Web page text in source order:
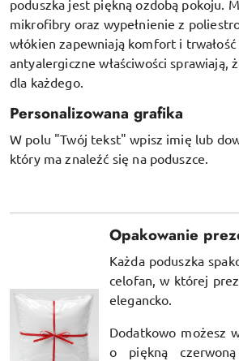
poduszka jest piękną ozdobą pokoju.
mikrofibry oraz wypełnienie z
włókien zapewniają komfort i
antyalergiczne właściwości sprawiają,
dla każdego.
Personalizowana grafika
W polu "Twój tekst" wpisz imię lub
który ma znaleźć się na poduszce.
Opakowanie
Każda poduszka
celofan, w której
elegancko.
Dodatkowo możesz
o piękną